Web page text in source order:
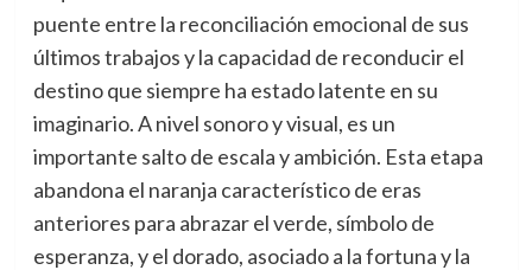
puente entre la reconciliación emocional de sus
últimos trabajos y la capacidad de reconducir el
destino que siempre ha estado latente en su
imaginario. A nivel sonoro y visual, es un
importante salto de escala y ambición. Esta etapa
abandona el naranja característico de eras
anteriores para abrazar el verde, símbolo de
esperanza, y el dorado, asociado a la fortuna y la